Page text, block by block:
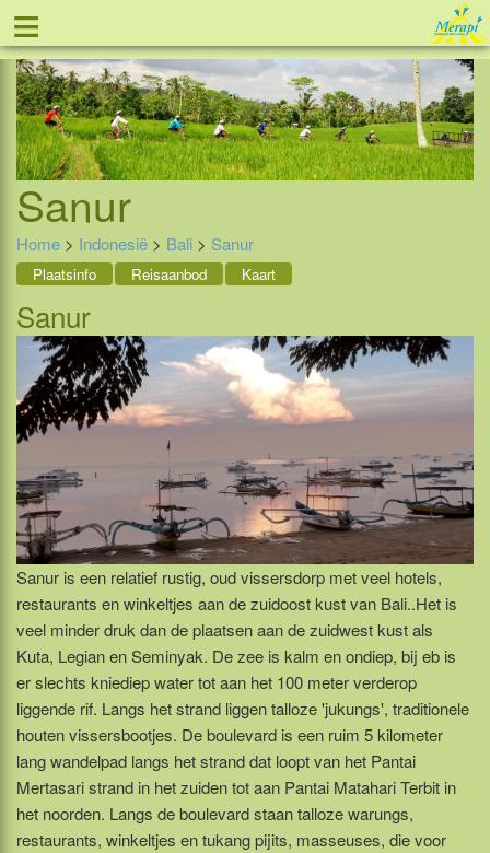
≡ Tel: 088 - 81 11 999
Sanur
Home > Indonesië > Bali > Sanur
Plaatsinfo Reisaanbod Kaart
Sanur
Sanur is een relatief rustig, oud vissersdorp met veel hotels,
restaurants en winkeltjes aan de zuidoost kust van Bali..Het is
veel minder druk dan de plaatsen aan de zuidwest kust als
Kuta, Legian en Seminyak. De zee is kalm en ondiep, bij eb is
er slechts kniediep water tot aan het 100 meter verderop
liggende rif. Langs het strand liggen talloze 'jukungs', traditionele
houten vissersbootjes. De boulevard is een ruim 5 kilometer
lang wandelpad langs het strand dat loopt van het Pantai
Mertasari strand in het zuiden tot aan Pantai Matahari Terbit in
het noorden. Langs de boulevard staan talloze warungs,
restaurants, winkeltjes en tukang pijits, masseuses, die voor